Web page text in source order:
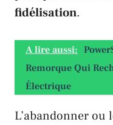
fidélisation.
A lire aussi:
Remorque Qui
Électrique
L’abandonner ou